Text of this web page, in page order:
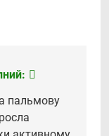
пальмову